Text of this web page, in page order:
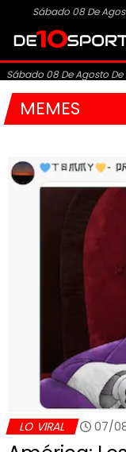
Sábado 08 De
Sábado 08 De Agosto De
MEMES
LO VIRAL 07/